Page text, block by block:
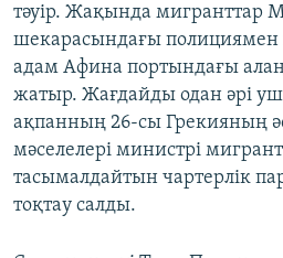
тәуір. Жақында мигранттар
шекарасындағы полициямен
адам Афина портындағы
жатыр. Жағдайды одан әрі
ақпанның 26-сы Грекияның
мәселелері министрі
тасымалдайтын чартерлік
тоқтау салды.